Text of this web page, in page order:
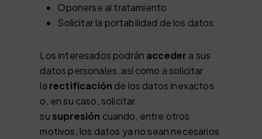
Oponerse al tratamiento
Solicitar la portabilidad de los datos
Los interesados podrán acceder a sus
datos personales, así como a solicitar
la rectificación de los datos inexactos
o, en su caso, solicitar
su supresión cuando, entre otros
motivos, los datos ya no sean necesarios